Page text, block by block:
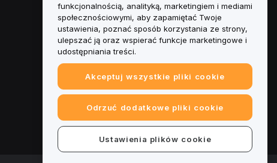
Informacje ESG
Biuletyny informacyjne
kryptoaktywów
funkcjonalnością, analityką, marketingiem i mediami
społecznościowymi, aby zapamiętać Twoje
ustawienia, poznać sposób korzystania ze strony,
ulepszać ją oraz wspierać funkcje marketingowe i
udostępniania treści.
Akceptuj wszystkie pliki cookie
Odrzuć dodatkowe pliki cookie
Ustawienia plików cookie